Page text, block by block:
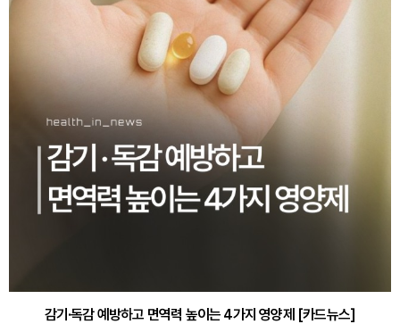
감기·독감 예방하고 면역력 높이는 4가지 영양제 [카드뉴스]